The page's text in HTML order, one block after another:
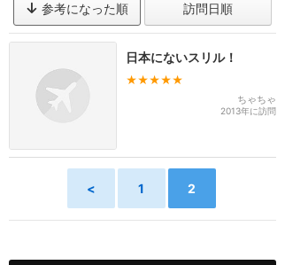
参考になった順 訪問日順
日本にないスリル！
★★★★★
ちゃちゃ
2013年に訪問
< 1 2